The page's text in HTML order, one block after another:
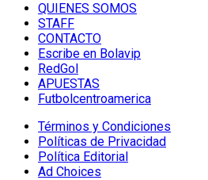
QUIENES SOMOS
STAFF
CONTACTO
Escribe en Bolavip
RedGol
APUESTAS
Futbolcentroamerica
Términos y Condiciones
Políticas de Privacidad
Política Editorial
Ad Choices